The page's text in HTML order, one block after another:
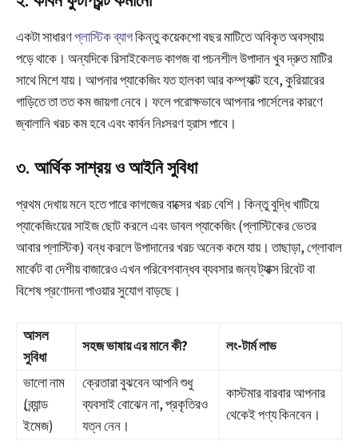
একটা সাধারণপ্লাস্টিক ব্যাগকিন্তু কয়েকশো বছর মাটিতে অবিকৃত অবস্থায়
পড়ে থাকে। অন্যদিকে রিসাইকেলড কাগজ বা পচনশীল উপাদান খুব দ্রুত মাটির
সাথে মিশে যায়। আপনার প্যাকেজিং যত হালকা আর কম্প্যাক্ট হবে, কুরিয়ারের
গাড়িতে তা তত কম জায়গা নেবে। ফলে পরোক্ষভাবে আপনার পার্সেলের কারণে
জ্বালানি খরচ কম হবে এবং কার্বন নিঃসরণ হ্রাস পাবে।
৩. আর্থিক সাশ্রয় ও আইনি সুবিধা
প্রথম দেখায় মনে হতে পারে কাগজের বাক্সের খরচ বেশি। কিন্তু বুদ্ধি খাটিয়ে
প্যাকেজিংয়ের সাইজ ছোট করলে এবং ডাবল প্যাকেজিং (প্লাস্টিকের ভেতর
আবার প্লাস্টিক) বন্ধ করলে উপাদানের খরচ অনেক কমে যায়। তাছাড়া, গ্লোবাল
মার্কেট বা দেশীয় বাজারেও এখন পরিবেশবান্ধব ব্যবসার জন্য ট্যাক্স রিবেট বা
বিশেষ প্রণোদনা পাওয়ার সুযোগ বাড়ছে।
আসল
সুবিধা
সহজ ভাষায় এর মানে কী? লং-টার্ম লাভ
ভালো নাম
(ব্র্যান্ড
ইমেজ)
ক্রেতারা বুঝবেন আপনি শুধু
ব্যবসাই বোঝেন না, প্রকৃতিরও
যত্ন নেন।
কাস্টমার বারবার আপনার
থেকেই পণ্য কিনবেন।